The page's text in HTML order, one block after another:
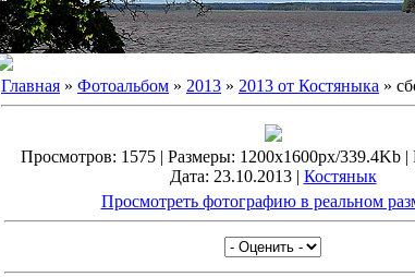
Главная » Фотоальбом » 2013 » 2013 от Костяныка »
Просмотров: 1575 | Размеры: 1200x1600px/339.4Kb |
Дата: 23.10.2013 | Костянык
Просмотреть фотографию в реальном